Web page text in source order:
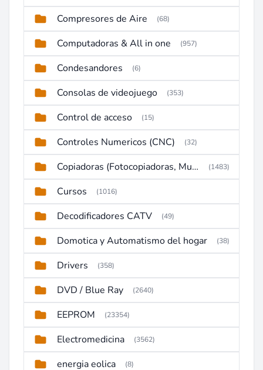
Compresores de Aire
(68)
Computadoras & All in one (957)
Condesandores (6)
Consolas de videojuego (353)
Control de acceso (15)
Controles Numericos (CNC) (32)
Copiadoras (Fotocopiadoras, Multifunctions, Ploter, etc) (1483)
Cursos (1016)
Decodificadores CATV (49)
Domotica y Automatismo del hogar (38)
Drivers (358)
DVD / Blue Ray (2640)
EEPROM (23354)
Electromedicina (3562)
energia eolica (8)